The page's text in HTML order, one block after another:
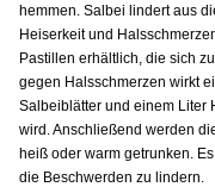
hemmen. Salbei lindert aus
Heiserkeit und
Pastillen erhältlich, die sich
gegen Halsschmerzen wirkt
Salbeiblätter und einem Liter
wird. Anschließend werden
heiß oder warm getrunken.
die Beschwerden zu lindern.